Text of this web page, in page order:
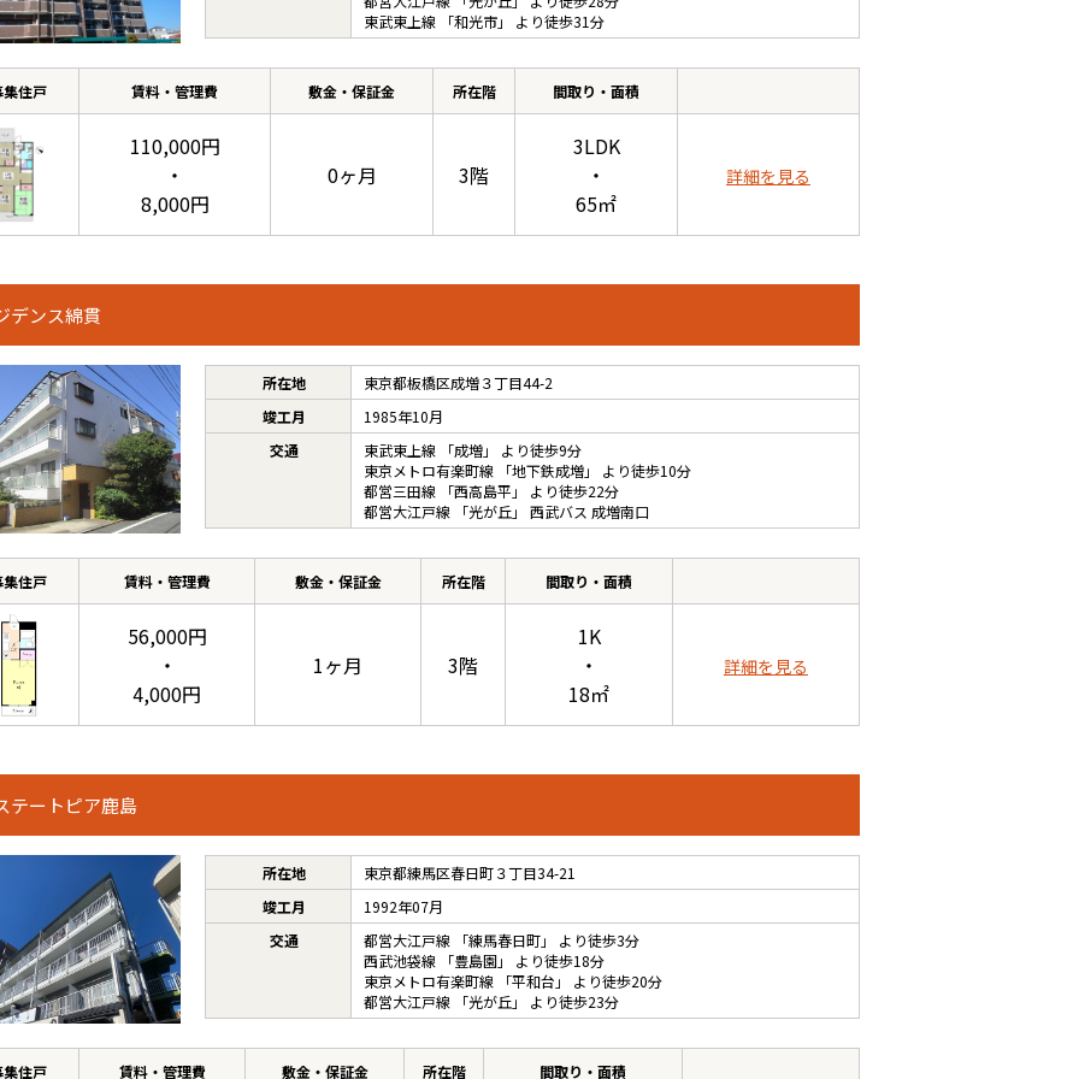
東武東上線 「和光市」 より徒歩31分
集住戸 賃料・管理費 敷金・保証金 所在階 間取り・面積
110,000円
・
8,000円
0ヶ月 3階
3LDK
・
65㎡
詳細を見る
デンス綿貫
所在地
東京都板橋区成増３丁目44-2
竣工月
1985年10月
交通
東武東上線 「成増」 より徒歩9分
東京メトロ有楽町線 「地下鉄成増」 より徒歩10分
都営三田線 「西高島平 」 より徒歩22分
都営大江戸線 「光が丘」 西武バス 成増南口
集住戸 賃料・管理費 敷金・保証金 所在階 間取り・面積
56,000円
・
4,000円
1ヶ月 3階
1K
・
18㎡
詳細を見る
テートピア鹿島
所在地
東京都練馬区春日町３丁目34-21
竣工月
1992年07月
交通
都営大江戸線 「練馬春日町」 より徒歩3分
西武池袋線 「豊島園」 より徒歩18分
東京メトロ有楽町線 「平和台 」 より徒歩20分
都営大江戸線 「光が丘」 より徒歩23分
集住戸 賃料・管理費 敷金・保証金 所在階 間取り・面積